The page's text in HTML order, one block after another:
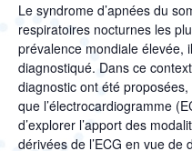
Le syndrome d’apnées du
respiratoires nocturnes les
prévalence mondiale élevée,
diagnostiqué. Dans ce
diagnostic ont été
que l’électrocardiogramme
d’explorer l’apport des
dérivées de l’ECG en vue